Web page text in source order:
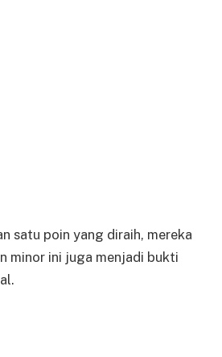
satu poin yang diraih, mereka
minor ini juga menjadi bukti